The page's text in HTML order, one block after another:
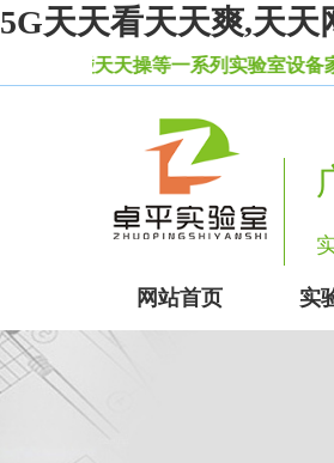
5G天天看天天爽,天
一系列实验室设备家具。
网站首页 实